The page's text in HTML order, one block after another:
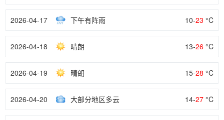
2026-04-17 下午有阵雨 10-23 °C
2026-04-18 晴朗 13-26 °C
2026-04-19 晴朗 15-28 °C
2026-04-20 大部分地区多云 14-27 °C